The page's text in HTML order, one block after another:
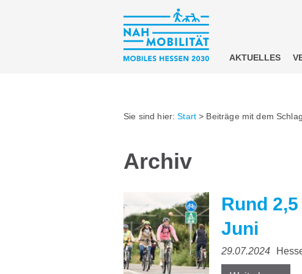
AKTUELLES
Sie sind hier:Start > Beiträge mit dem
Archiv
Rund
Juni
29.07.2024